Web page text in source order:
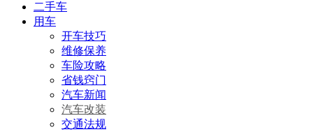
二手车
用车
开车技巧
维修保养
车险攻略
省钱窍门
汽车新闻
汽车改装
交通法规